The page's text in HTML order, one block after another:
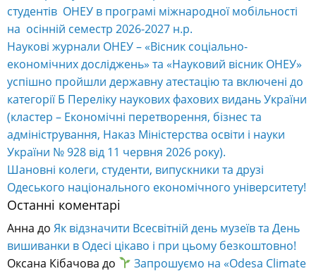
студентів ОНЕУ в програмі міжнародної мобільності
на осінній семестр 2026-2027 н.р.
Наукові журнали ОНЕУ – «Вісник соціально-
економічних досліджень» та «Науковий вісник ОНЕУ»
успішно пройшли державну атестацію та включені до
категорії Б Переліку наукових фахових видань України
(кластер – Економічні перетворення, бізнес та
адміністрування, Наказ Міністерства освіти і науки
України № 928 від 11 червня 2026 року).
Шановні колеги, студенти, випускники та друзі
Одеського національного економічного університету!
Останні коментарі
Анна до Як відзначити Всесвітній день музеїв та День
вишиванки в Одесі цікаво і при цьому безкоштовно!
Оксана Кібачова до
Запрошуємо на «Odesa Climate